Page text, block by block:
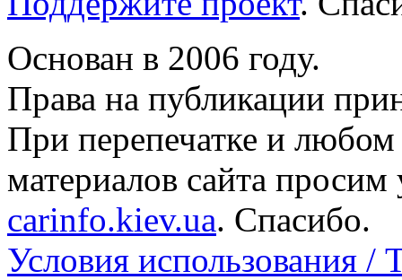
Основан в 2006 году.
Права на публикации
При перепечатке и
материалов сайта просим
carinfo.kiev.ua. Спасибо.
Условия использования /